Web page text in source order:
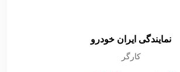
نمایندگی ایران خودرو
کارگر